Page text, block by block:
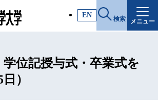
EN 検索 メニュー
位記授与式・卒業式を
）